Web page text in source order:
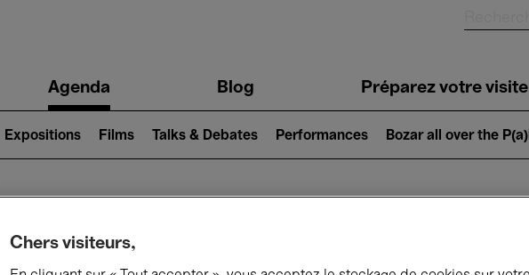
navigationAgenda Blog Préparez votre visite
Expositions Films Talks & Debates Performances Bozar all over the
Ce qui se passe à
Chers visiteurs,